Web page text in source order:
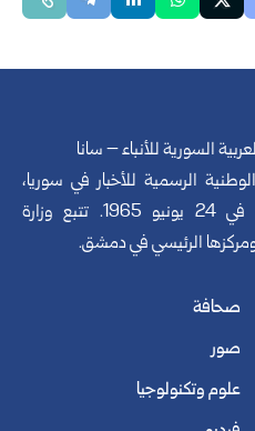
السورية للأنباء – سانا
الرسمية للأخبار في سوريا،
تأسست في 24 يونيو 1965. تتبع وزارة
ومركزها الرئيسي في دمشق.
صحافة
صور
علوم وتكنولوجيا